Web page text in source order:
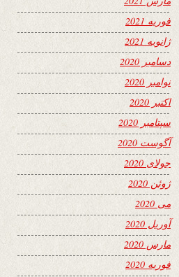
فوریه 2021
ژانویه 2021
دسامبر 2020
نوامبر 2020
اکتبر 2020
سپتامبر 2020
آگوست 2020
جولای 2020
ژوئن 2020
می 2020
آوریل 2020
مارس 2020
فوریه 2020